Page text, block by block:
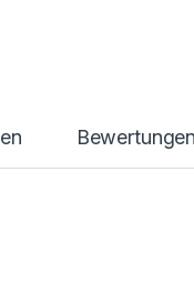
Bewertungen